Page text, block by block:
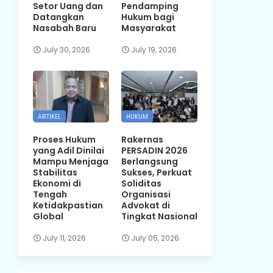
Setor Uang dan
Datangkan
Nasabah Baru
July 30, 2026
Pendamping
Hukum bagi
Masyarakat
July 19, 2026
ARTIKEL
Proses Hukum
yang Adil Dinilai
Mampu Menjaga
Stabilitas
Ekonomi di
Tengah
Ketidakpastian
Global
July 11, 2026
HUKUM
Rakernas
PERSADIN 2026
Berlangsung
Sukses, Perkuat
Soliditas
Organisasi
Advokat di
Tingkat Nasional
July 05, 2026